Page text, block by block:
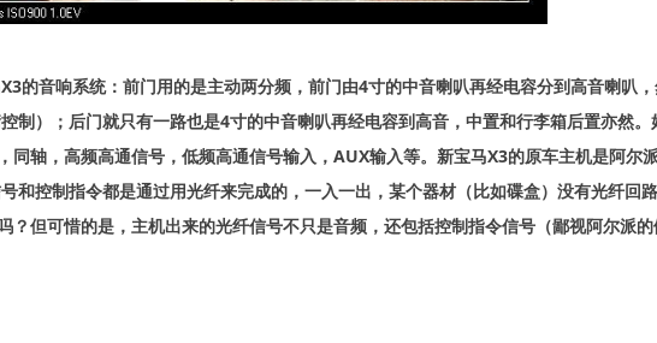
音响系统：前门用的是主动两分频，前门由4寸的中音喇叭再经电容分到高音喇叭
制）；后门就只有一路也是4寸的中音喇叭再经电容到高音，中置和行李箱后置亦然
同轴，高频高通信号，低频高通信号输入，AUX输入等。新宝马X3的原车主机是阿尔
和控制指令都是通过用光纤来完成的，一入一出，某个器材（比如碟盒）没有光纤回
？但可惜的是，主机出来的光纤信号不只是音频，还包括控制指令信号（鄙视阿尔派